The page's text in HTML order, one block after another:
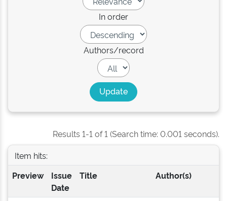
In order
Authors/record
Results 1-1 of 1 (Search time: 0.001 seconds).
Item hits:
Preview
Issue
Date
Title Author(s)